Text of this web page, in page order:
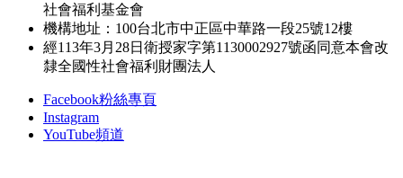
社會福利基金會
機構地址：100台北市中正區中華路一段25號12樓
經113年3月28日衛授家字第1130002927號函同意本會改
隸全國性社會福利財團法人
Facebook粉絲專頁
Instagram
YouTube頻道